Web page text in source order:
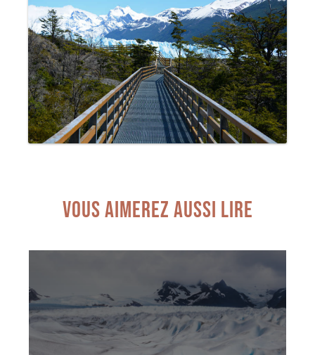
VOUS AIMEREZ AUSSI LIRE